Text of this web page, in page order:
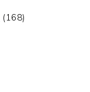
(168)